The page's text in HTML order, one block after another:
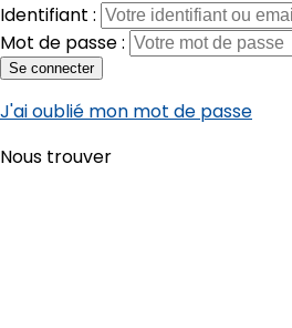
Identifiant :
Mot de passe :
Se connecter
J'ai oublié mon mot de passe
Nous trouver